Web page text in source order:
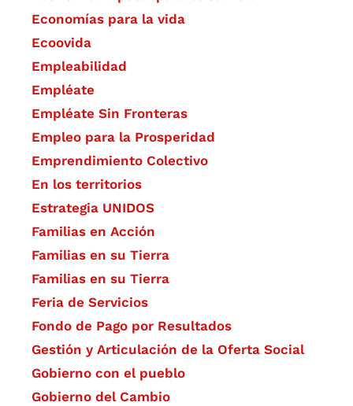
Economías para la vida
Ecoovida
Empleabilidad
Empléate
Empléate Sin Fronteras
Empleo para la Prosperidad
Emprendimiento Colectivo
En los territorios
Estrategia UNIDOS
Familias en Acción
Familias en su Tierra
Familias en su Tierra
Feria de Servicios
Fondo de Pago por Resultados
Gestión y Articulación de la Oferta Social
Gobierno con el pueblo
Gobierno del Cambio